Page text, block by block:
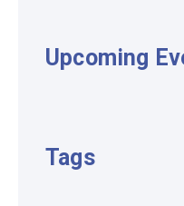
Upcoming
Tags